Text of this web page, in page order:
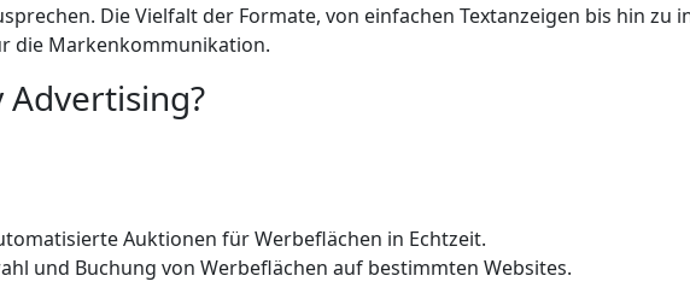
Die Vielfalt der Formate, von einfachen Textanzeigen bis hin zu
die Markenkommunikation.
Auktionen für Werbeflächen in Echtzeit.
und Buchung von Werbeflächen auf bestimmten Websites.